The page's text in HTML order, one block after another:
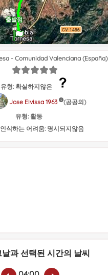
출발점
- Comunidad Valenciana (España)
유형: 확실하지않은
Jose Eivissa 1963
(공공의)
유형: 활동
식하는 어려움: 명시되지않음
과 선택된 시간의 날씨